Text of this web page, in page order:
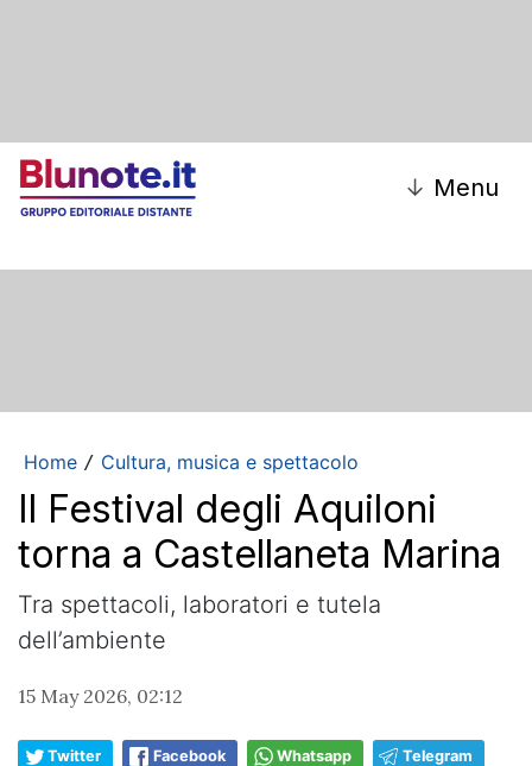
↓ Menu
Home / Cultura, musica e spettacolo
Il Festival degli Aquiloni
torna a Castellaneta Marina
Tra spettacoli, laboratori e tutela
dell’ambiente
15 May 2026, 02:12
Twitter Facebook Whatsapp Telegram